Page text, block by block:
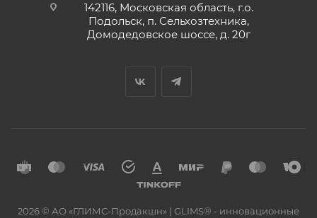
142116, Московская область, г.о.
Подольск, п. Сельхозтехника,
Домодедовское шоссе, д. 20г
2026 © АО «ГЛИМС-Продакшн» | GLIMS® - инновационные